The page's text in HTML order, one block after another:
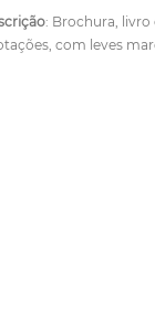
: Brochura,
com leves